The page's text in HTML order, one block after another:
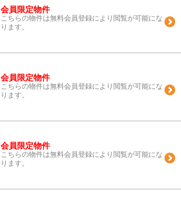
会員限定物件
こちらの物件は無料会員登録により閲覧が可能にな
ります。
会員限定物件
こちらの物件は無料会員登録により閲覧が可能にな
ります。
会員限定物件
こちらの物件は無料会員登録により閲覧が可能にな
ります。